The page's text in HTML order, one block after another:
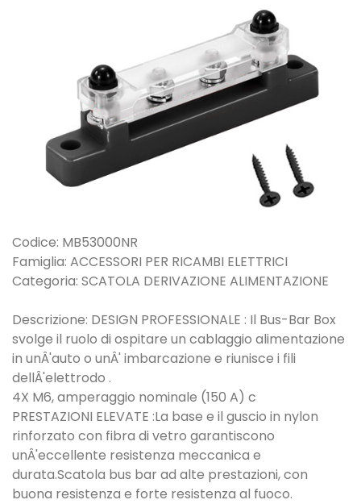
Codice: MB53000NR
Famiglia: ACCESSORI PER RICAMBI ELETTRICI
Categoria: SCATOLA DERIVAZIONE ALIMENTAZIONE
Descrizione: DESIGN PROFESSIONALE : Il Bus-Bar Box
svolge il ruolo di ospitare un cablaggio alimentazione
in unÂ'auto o unÂ' imbarcazione e riunisce i fili
dellÂ'elettrodo .
4X M6, amperaggio nominale (150 A) c
PRESTAZIONI ELEVATE :La base e il guscio in nylon
rinforzato con fibra di vetro garantiscono
unÂ'eccellente resistenza meccanica e
durata.Scatola bus bar ad alte prestazioni, con
buona resistenza e forte resistenza al fuoco.